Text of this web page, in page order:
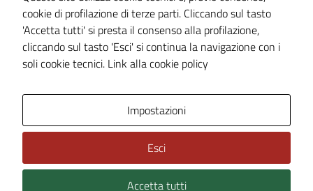
Dichiarazione di accessibilità
Obiettivi di accessibilità
Piano di miglioramento del sito
Technical Design s.r.l.
cookie di profilazione di terze parti. Cliccando sul tasto
'Accetta tutti' si presta il consenso alla profilazione,
cliccando sul tasto 'Esci' si continua la navigazione con i
soli cookie tecnici. Link alla cookie policy
Impostazioni
Esci
Accetta tutti